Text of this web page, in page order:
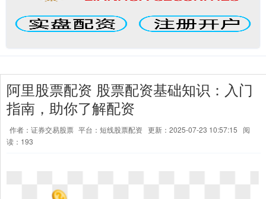
阿里股票配资 股票配资基础知识：入门
指南，助你了解配资
作者：证券交易股票 平台：短线股票配资 更新：2025-07-23 10:57:15
阅
读：193